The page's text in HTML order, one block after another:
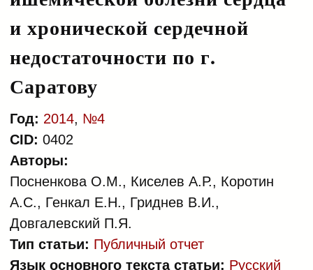
и хронической сердечной
недостаточности по г.
Саратову
Год: 2014, №4
CID: 0402
Авторы:
Посненкова О.М., Киселев А.Р., Коротин
А.С., Генкал Е.Н., Гриднев В.И.,
Довгалевский П.Я.
Тип статьи: Публичный отчет
Язык основного текста статьи: Русский